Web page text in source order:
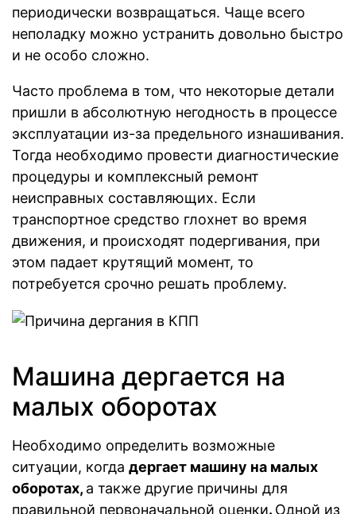
периодически возвращаться. Чаще всего
неполадку можно устранить довольно быстро
и не особо сложно.
Часто проблема в том, что некоторые детали
пришли в абсолютную негодность в процессе
эксплуатации из-за предельного изнашивания.
Тогда необходимо провести диагностические
процедуры и комплексный ремонт
неисправных составляющих. Если
транспортное средство глохнет во время
движения, и происходят подергивания, при
этом падает крутящий момент, то
потребуется срочно решать проблему.
Машина дергается на
малых оборотах
Необходимо определить возможные
ситуации, когда дергает машину на малых
оборотах, а также другие причины для
правильной первоначальной оценки. Одной из